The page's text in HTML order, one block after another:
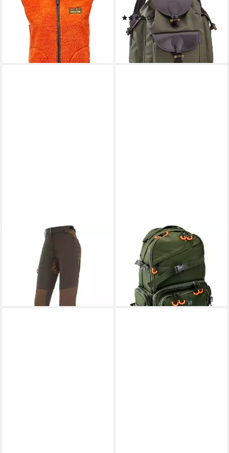
Faserpelzweste Hatz-Watz
43,99 € 89,99 €
lieferbar - in 2-3 Werktagen bei dir
Lederapplikationen
(1)
64,99 € UVP 84,99 €
-24%
lieferbar - in 4-5 Werktagen bei dir
Cargohose Damen Jagdhose
129,99 €
lieferbar - in 2-3 Werktagen bei dir
PARFORCE
Freizeitrucksack
Jagdrucksack
79,99 € UVP119,99 €
lieferbar - in 2-3 Werktagen bei dir